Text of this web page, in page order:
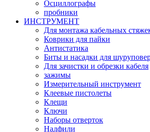
Осциллографы
пробники
ИНСТРУМЕНТ
Для монтажа кабельных
Коврики для пайки
Антистатика
Биты и насадки для
Для зачистки и обрезки кабеля
зажимы
Измерительный инструмент
Клеевые пистолеты
Клещи
Ключи
Наборы отверток
Надфили